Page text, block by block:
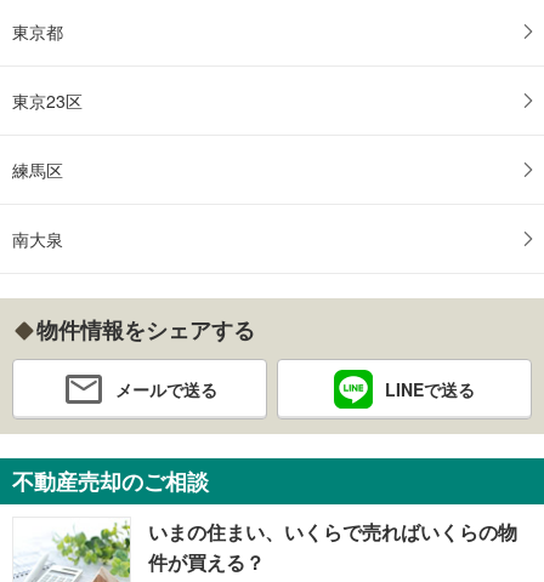
東京都
東京23区
練馬区
南大泉
物件情報をシェアする
メールで送る LINEで送る
不動産売却のご相談
いまの住まい、いくらで売ればいくらの物
件が買える？